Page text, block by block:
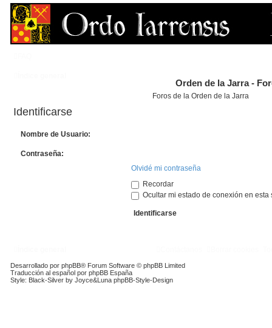
Orden de la Jarra -
Foros de la Orden de la Jarra
Identificarse
Nombre de Usuario:
Contraseña:
Olvidé mi contraseña
Recordar
Ocultar mi estado de conexión en esta
Desarrollado por phpBB® Forum Software © phpBB Limited
Traducción al español por phpBB España
Style: Black-Silver by Joyce&Luna phpBB-Style-Design